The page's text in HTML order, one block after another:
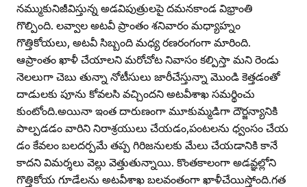
నమ్ముకునిజీవిస్తున్న అడవిపుత్రులపై దమనకాండ విభ్రాంతి
గొల్పింది. లవ్వాల అటవీ ప్రాంతం శనివారం మధ్యాహ్నం
గొత్తికోయలు, అటవీ సిబ్బంది మధ్య రణరంగంగా మారింది.
ఆప్రాంతం ఖాళీ చేయాలని మరోచోట నివాసం కల్పిస్తా మని రెండు
నెలలుగా చెబు తున్నా నోటీసులు జారీచేస్తున్నా మొండి కెత్తడంతో
దాడులకు పూను కోవలసి వచ్చిందని అటవీశాఖ సమర్థించు
కుంటోంది.అయినా ఇంత దారుణంగా మూకుమ్మడిగా దౌర్జన్యానికి
పాల్పడడం వారిని నిరాశ్రయులు చేయడం,పంటలను ధ్వంసం చేయ
డం కేవలం బలదర్పమే తప్ప గిరిజనులకు మేలు చేయడానికి కానే
కాదని విమర్శలు వెల్లు వెత్తుతున్నాయి. కొంతకాలంగా అడవ్ఞల్లోని
గొత్తికోయ గూడేలను అటవీశాఖ బలవంతంగా ఖాళీచేయిస్తోంది.గత